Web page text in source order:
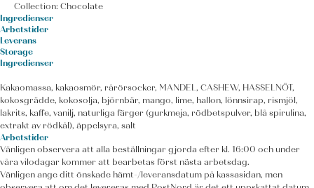
Collection: Chocolate
Ingredienser
Arbetstider
Leverans
Storage
Ingredienser
Kakaomassa, kakaosmör, rårörsocker, MANDEL, CASHEW, HASSELNÖT,
kokosgrädde, kokosolja, björnbär, mango, lime, hallon, lönnsirap, rismjöl,
lakrits, kaffe, vanilj, naturliga färger (gurkmeja, rödbetspulver, blå spirulina,
extrakt av rödkål), äppelsyra, salt
Arbetstider
Vänligen observera att alla beställningar gjorda efter kl. 16:00 och under
våra vilodagar kommer att bearbetas först nästa arbetsdag.
Vänligen ange ditt önskade hämt-/leveransdatum på kassasidan, men